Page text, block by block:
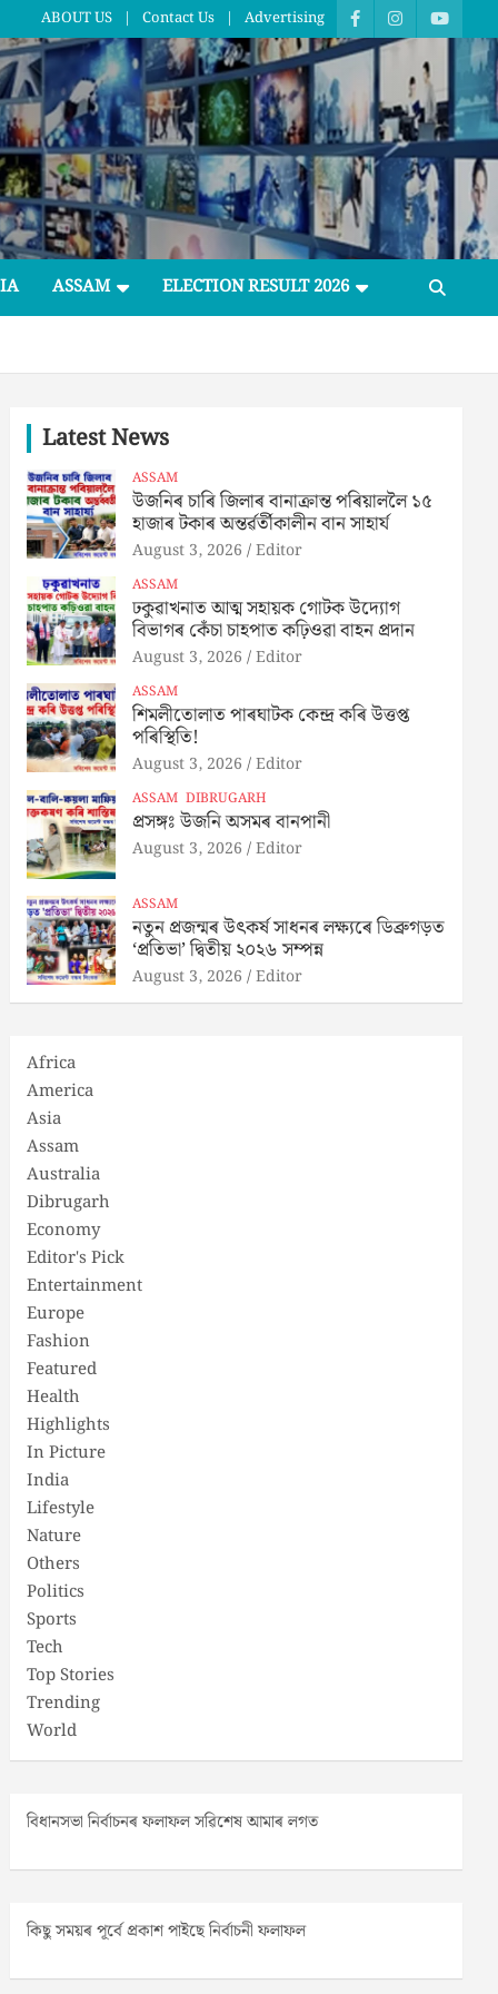
ABOUT US Contact Us Advertising
ASSAM ELECTION RESULT 2026
Latest News
ASSAM
উজনিৰ চাৰি জিলাৰ বানাক্ৰান্ত পৰিয়াললৈ ১৫
হাজাৰ টকাৰ অন্তৰ্ৱৰ্তীকালীন বান সাহাৰ্য
August 3, 2026 Editor
ASSAM
ঢকুৱাখনাত আত্ম সহায়ক গোটক উদ্যোগ
বিভাগৰ কেঁচা চাহপাত কঢ়িওৱা বাহন প্ৰদান
August 3, 2026 Editor
ASSAM
শিমলীতোলাত পাৰঘাটক কেন্দ্ৰ কৰি উত্তপ্ত
পৰিস্থিতি!
August 3, 2026 Editor
ASSAM DIBRUGARH
প্ৰসঙ্গঃ উজনি অসমৰ বানপানী
August 3, 2026 Editor
ASSAM
নতুন প্ৰজন্মৰ উৎকৰ্ষ সাধনৰ লক্ষ্যৰে ডিব্ৰুগড়ত
‘প্ৰতিভা’ দ্বিতীয় ২০২৬ সম্পন্ন
August 3, 2026 Editor
Africa
America
Asia
Assam
Australia
Dibrugarh
Economy
Editor's Pick
Entertainment
Europe
Fashion
Featured
Health
Highlights
In Picture
India
Lifestyle
Nature
Others
Politics
Sports
Tech
Top Stories
Trending
World
বিধানসভা নিৰ্বাচনৰ ফলাফল সৱিশেষ আমাৰ লগত
কিছু সময়ৰ পূৰ্বে প্ৰকাশ পাইছে নিৰ্বাচনী ফলাফল